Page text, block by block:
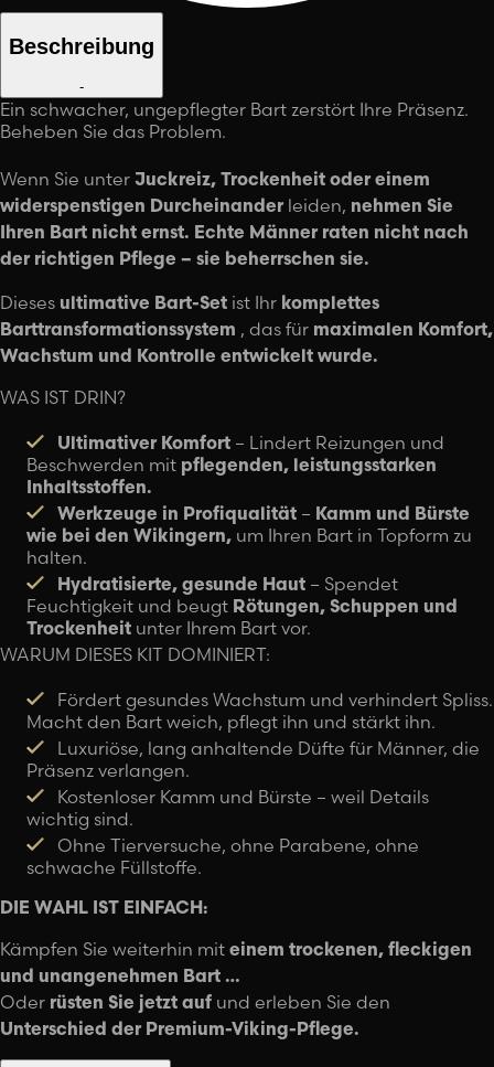
Beschreibung
-
Ein schwacher, ungepflegter Bart zerstört Ihre Präsenz.
Beheben Sie das Problem.
Wenn Sie unter Juckreiz, Trockenheit oder einem
widerspenstigen Durcheinander leiden, nehmen Sie
Ihren Bart nicht ernst. Echte Männer raten nicht nach
der richtigen Pflege – sie beherrschen sie.
Dieses ultimative Bart-Set ist Ihr komplettes
Barttransformationssystem , das für maximalen Komfort,
Wachstum und Kontrolle entwickelt wurde.
WAS IST DRIN?
Ultimativer Komfort – Lindert Reizungen und
Beschwerden mit pflegenden, leistungsstarken
Inhaltsstoffen.
Werkzeuge in Profiqualität – Kamm und Bürste
wie bei den Wikingern, um Ihren Bart in Topform zu
halten.
Hydratisierte, gesunde Haut – Spendet
Feuchtigkeit und beugt Rötungen, Schuppen und
Trockenheit unter Ihrem Bart vor.
WARUM DIESES KIT DOMINIERT:
Fördert gesundes Wachstum und verhindert Spliss.
Macht den Bart weich, pflegt ihn und stärkt ihn.
Luxuriöse, lang anhaltende Düfte für Männer, die
Präsenz verlangen.
Kostenloser Kamm und Bürste – weil Details
wichtig sind.
Ohne Tierversuche, ohne Parabene, ohne
schwache Füllstoffe.
DIE WAHL IST EINFACH:
Kämpfen Sie weiterhin mit einem trockenen, fleckigen
und unangenehmen Bart …
Oder rüsten Sie jetzt auf und erleben Sie den
Unterschied der Premium-Viking-Pflege.